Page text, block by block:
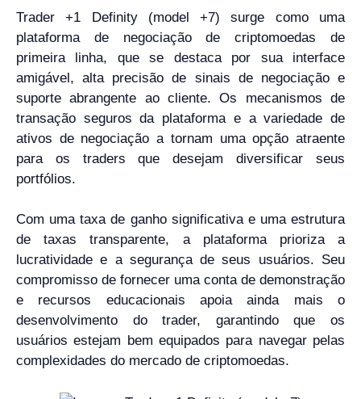
Trader +1 Definity (model +7) surge como uma
plataforma de negociação de criptomoedas de
primeira linha, que se destaca por sua interface
amigável, alta precisão de sinais de negociação e
suporte abrangente ao cliente. Os mecanismos de
transação seguros da plataforma e a variedade de
ativos de negociação a tornam uma opção atraente
para os traders que desejam diversificar seus
portfólios.
Com uma taxa de ganho significativa e uma estrutura
de taxas transparente, a plataforma prioriza a
lucratividade e a segurança de seus usuários. Seu
compromisso de fornecer uma conta de demonstração
e recursos educacionais apoia ainda mais o
desenvolvimento do trader, garantindo que os
usuários estejam bem equipados para navegar pelas
complexidades do mercado de criptomoedas.